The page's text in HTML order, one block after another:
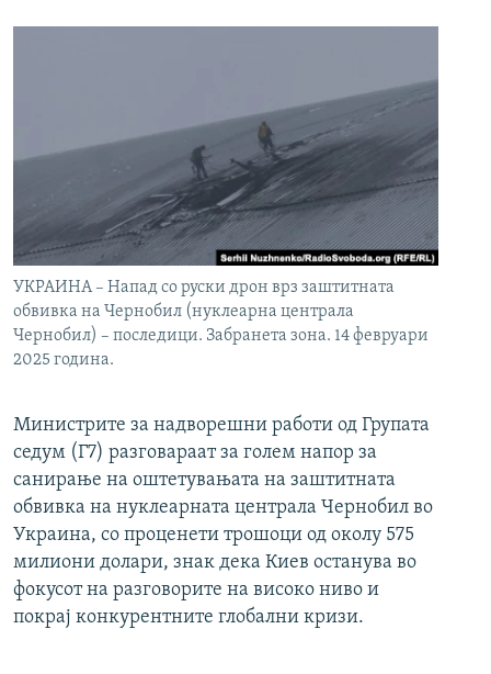
УКРАИНА – Напад со руски дрон врз заштитната
обвивка на Чернобил (нуклеарна централа
Чернобил) – последици. Забранета зона. 14 февруари
2025 година.
Министрите за надворешни работи од Групата
седум (Г7) разговараат за голем напор за
санирање на оштетувањата на заштитната
обвивка на нуклеарната централа Чернобил во
Украина, со проценети трошоци од околу 575
милиони долари, знак дека Киев останува во
фокусот на разговорите на високо ниво и
покрај конкурентните глобални кризи.